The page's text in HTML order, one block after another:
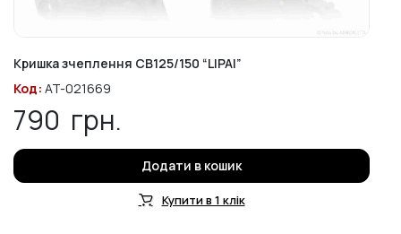
Кришка зчеплення CB125/150 “LIPAI”
Код: AT-021669
790 грн.
Додати в кошик
Купити в 1 клік